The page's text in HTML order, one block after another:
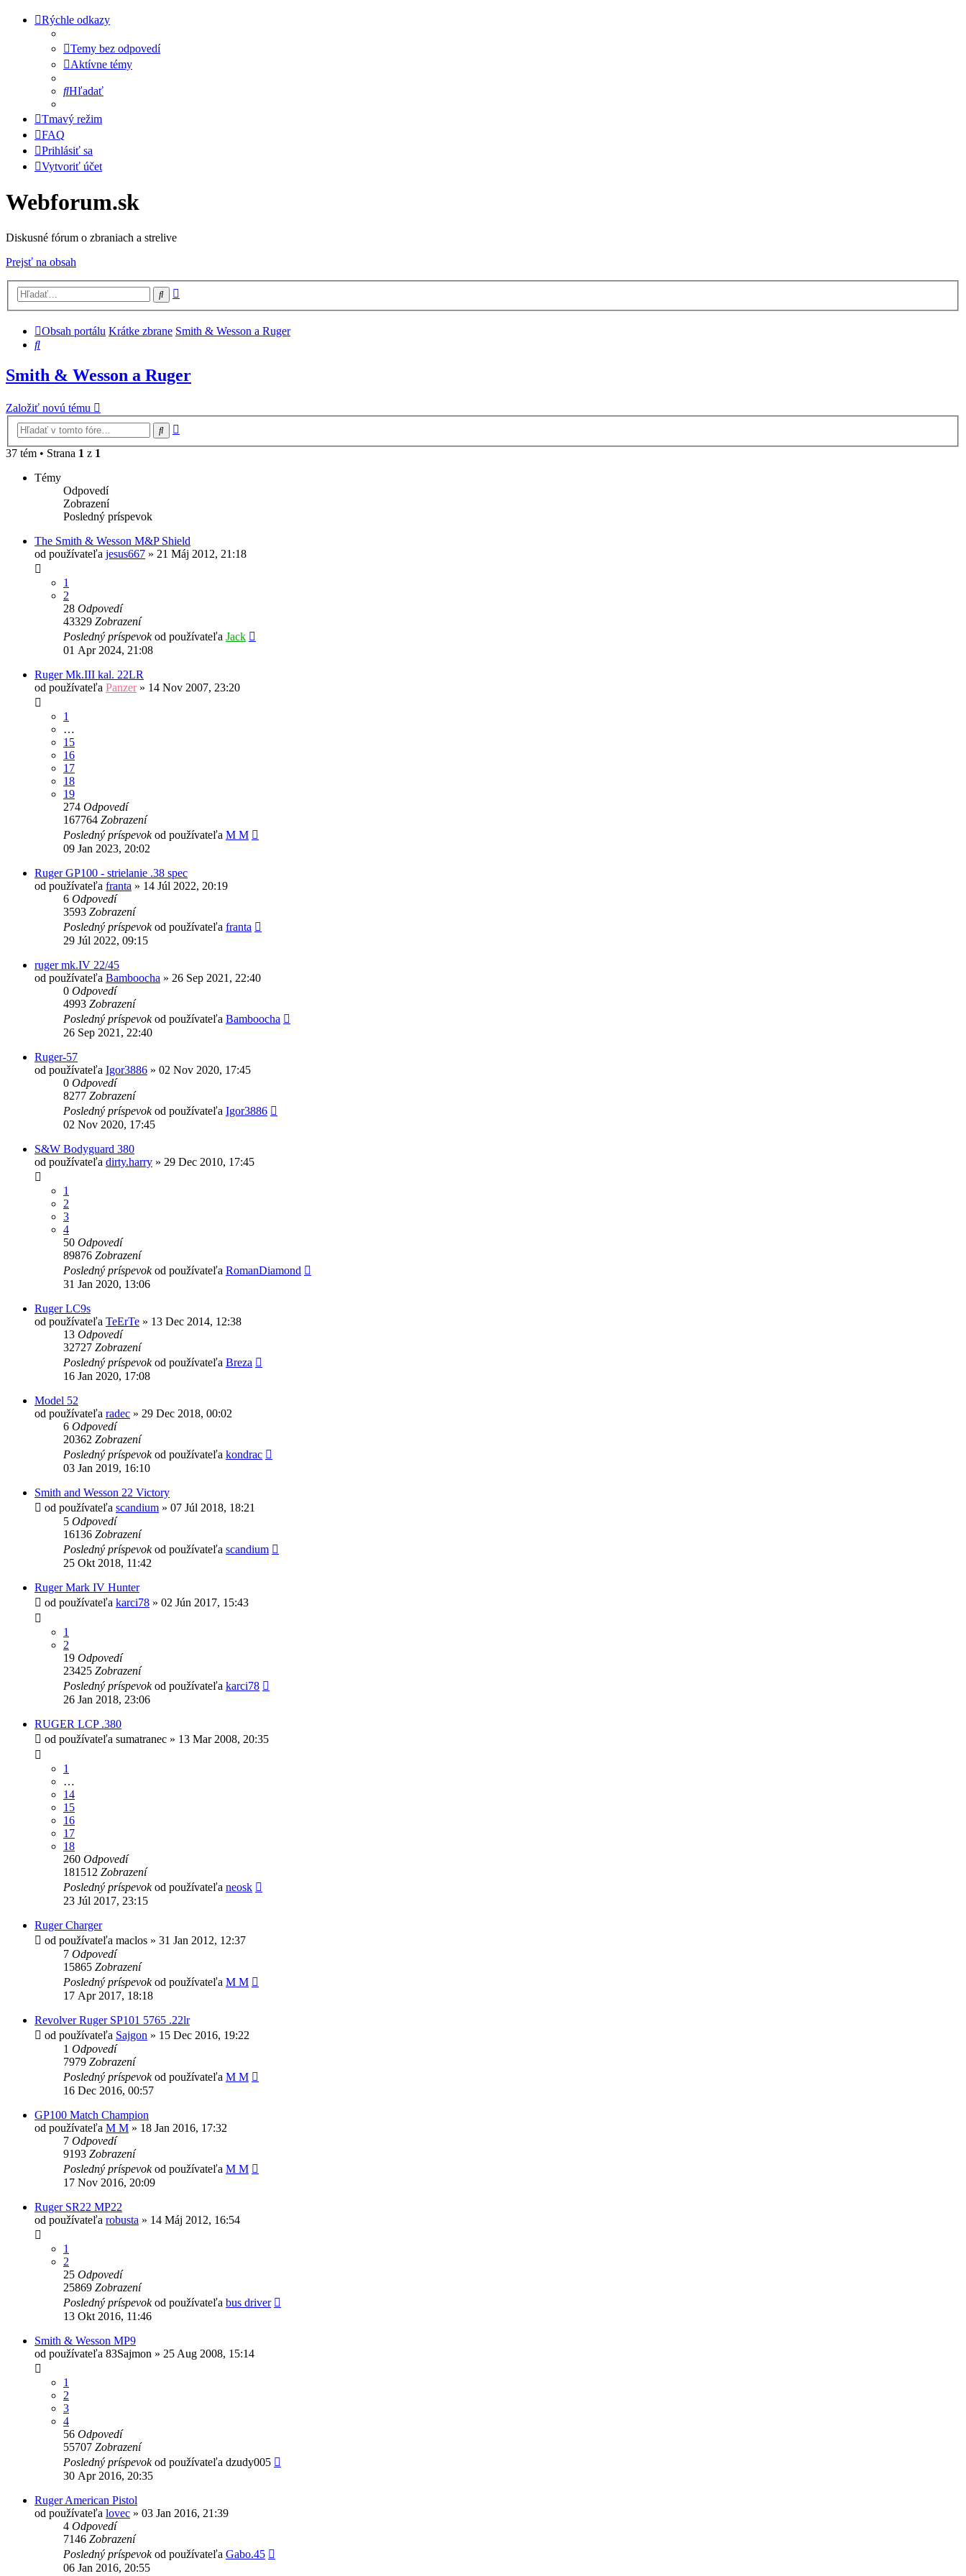
Rýchle odkazy
Temy bez odpovedí
Aktívne témy
Hľadať
Tmavý režim
FAQ
Prihlásiť sa
Vytvoriť účet
Webforum.sk
Diskusné fórum o zbraniach a strelive
Prejsť na obsah
Hľadať
Obsah portálu Krátke zbrane Smith & Wesson a Ruger
Hľadať
Smith & Wesson a Ruger
Založiť novú tému
Hľadať
37 tém • Strana 1 z 1
Témy
Odpovedí
Zobrazení
Posledný príspevok
The Smith & Wesson M&P Shield
od používateľa jesus667 » 21 Máj 2012, 21:18
1
2
28 Odpovedí
43329 Zobrazení
Posledný príspevokod používateľa Jack
01 Apr 2024, 21:08
Ruger Mk.III kal. 22LR
od používateľa Panzer» 14 Nov 2007, 23:20
1
…
15
16
17
18
19
274 Odpovedí
167764 Zobrazení
Posledný príspevokod používateľa M M
09 Jan 2023, 20:02
Ruger GP100 - strielanie .38 spec
od používateľa franta » 14 Júl 2022, 20:19
6 Odpovedí
3593 Zobrazení
Posledný príspevokod používateľa franta
29 Júl 2022, 09:15
ruger mk.IV 22/45
od používateľa Bamboocha » 26 Sep 2021, 22:40
0 Odpovedí
4993 Zobrazení
Posledný príspevokod používateľa Bamboocha
26 Sep 2021, 22:40
Ruger-57
od používateľa Igor3886 » 02 Nov 2020, 17:45
0 Odpovedí
8277 Zobrazení
Posledný príspevokod používateľa Igor3886
02 Nov 2020, 17:45
S&W Bodyguard 380
od používateľa dirty.harry » 29 Dec 2010, 17:45
1
2
3
4
50 Odpovedí
89876 Zobrazení
Posledný príspevokod používateľa RomanDiamond
31 Jan 2020, 13:06
Ruger LC9s
od používateľa TeErTe » 13 Dec 2014, 12:38
13 Odpovedí
32727 Zobrazení
Posledný príspevokod používateľa Breza
16 Jan 2020, 17:08
Model 52
od používateľa radec » 29 Dec 2018, 00:02
6 Odpovedí
20362 Zobrazení
Posledný príspevokod používateľa kondrac
03 Jan 2019, 16:10
Smith and Wesson 22 Victory
od používateľa scandium » 07 Júl 2018, 18:21
5 Odpovedí
16136 Zobrazení
Posledný príspevokod používateľa scandium
25 Okt 2018, 11:42
Ruger Mark IV Hunter
od používateľa karci78 » 02 Jún 2017, 15:43
1
2
19 Odpovedí
23425 Zobrazení
Posledný príspevokod používateľa karci78
26 Jan 2018, 23:06
RUGER LCP .380
od používateľa sumatranec » 13 Mar 2008, 20:35
1
…
14
15
16
17
18
260 Odpovedí
181512 Zobrazení
Posledný príspevokod používateľa neosk
23 Júl 2017, 23:15
Ruger Charger
od používateľa maclos » 31 Jan 2012, 12:37
7 Odpovedí
15865 Zobrazení
Posledný príspevokod používateľa M M
17 Apr 2017, 18:18
Revolver Ruger SP101 5765 .22lr
od používateľa Sajgon » 15 Dec 2016, 19:22
1 Odpovedí
7979 Zobrazení
Posledný príspevokod používateľa M M
16 Dec 2016, 00:57
GP100 Match Champion
od používateľa M M » 18 Jan 2016, 17:32
7 Odpovedí
9193 Zobrazení
Posledný príspevokod používateľa M M
17 Nov 2016, 20:09
Ruger SR22 MP22
od používateľa robusta » 14 Máj 2012, 16:54
1
2
25 Odpovedí
25869 Zobrazení
Posledný príspevokod používateľa bus driver
13 Okt 2016, 11:46
Smith & Wesson MP9
od používateľa 83Sajmon » 25 Aug 2008, 15:14
1
2
3
4
56 Odpovedí
55707 Zobrazení
Posledný príspevokod používateľa dzudy005
30 Apr 2016, 20:35
Ruger American Pistol
od používateľa lovec » 03 Jan 2016, 21:39
4 Odpovedí
7146 Zobrazení
Posledný príspevokod používateľa Gabo.45
06 Jan 2016, 20:55